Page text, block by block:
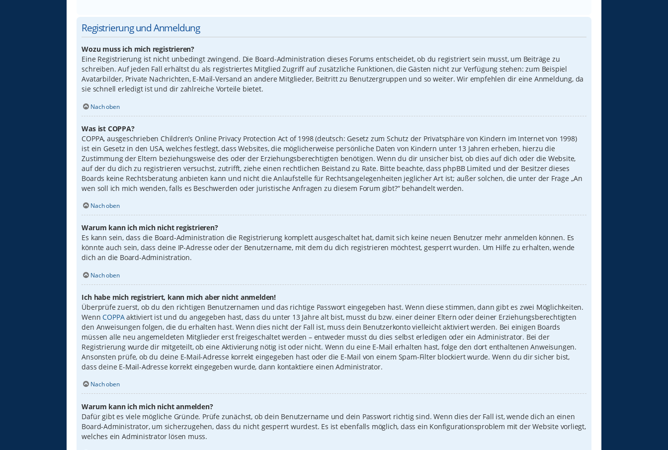
Registrierung und Anmeldung
Wozu muss ich mich registrieren?
Eine Registrierung ist nicht unbedingt zwingend. Die Board-Administration dieses Forums entscheidet, ob du registriert sein musst, um Beiträge zu
schreiben. Auf jeden Fall erhältst du als registriertes Mitglied Zugriff auf zusätzliche Funktionen, die Gästen nicht zur Verfügung stehen: zum Beispiel
Avatarbilder, Private Nachrichten, E-Mail-Versand an andere Mitglieder, Beitritt zu Benutzergruppen und so weiter. Wir empfehlen dir eine Anmeldung, da
sie schnell erledigt ist und dir zahlreiche Vorteile bietet.
Nach oben
Was ist COPPA?
COPPA, ausgeschrieben Children’s Online Privacy Protection Act of 1998 (deutsch: Gesetz zum Schutz der Privatsphäre von Kindern im Internet von 1998)
ist ein Gesetz in den USA, welches festlegt, dass Websites, die möglicherweise persönliche Daten von Kindern unter 13 Jahren erheben, hierzu die
Zustimmung der Eltern beziehungsweise des oder der Erziehungsberechtigten benötigen. Wenn du dir unsicher bist, ob dies auf dich oder die Website,
auf der du dich zu registrieren versuchst, zutrifft, ziehe einen rechtlichen Beistand zu Rate. Bitte beachte, dass phpBB Limited und der Besitzer dieses
Boards keine Rechtsberatung anbieten kann und nicht die Anlaufstelle für Rechtsangelegenheiten jeglicher Art ist; außer solchen, die unter der Frage „An
wen soll ich mich wenden, falls es Beschwerden oder juristische Anfragen zu diesem Forum gibt?“ behandelt werden.
Nach oben
Warum kann ich mich nicht registrieren?
Es kann sein, dass die Board-Administration die Registrierung komplett ausgeschaltet hat, damit sich keine neuen Benutzer mehr anmelden können. Es
könnte auch sein, dass deine IP-Adresse oder der Benutzername, mit dem du dich registrieren möchtest, gesperrt wurden. Um Hilfe zu erhalten, wende
dich an die Board-Administration.
Nach oben
Ich habe mich registriert, kann mich aber nicht anmelden!
Überprüfe zuerst, ob du den richtigen Benutzernamen und das richtige Passwort eingegeben hast. Wenn diese stimmen, dann gibt es zwei Möglichkeiten.
WennCOPPAaktiviert ist und du angegeben hast, dass du unter 13 Jahre alt bist, musst du bzw. einer deiner Eltern oder deiner Erziehungsberechtigten
den Anweisungen folgen, die du erhalten hast. Wenn dies nicht der Fall ist, muss dein Benutzerkonto vielleicht aktiviert werden. Bei einigen Boards
müssen alle neu angemeldeten Mitglieder erst freigeschaltet werden – entweder musst du dies selbst erledigen oder ein Administrator. Bei der
Registrierung wurde dir mitgeteilt, ob eine Aktivierung nötig ist oder nicht. Wenn du eine E-Mail erhalten hast, folge den dort enthaltenen Anweisungen.
Ansonsten prüfe, ob du deine E-Mail-Adresse korrekt eingegeben hast oder die E-Mail von einem Spam-Filter blockiert wurde. Wenn du dir sicher bist,
dass deine E-Mail-Adresse korrekt eingegeben wurde, dann kontaktiere einen Administrator.
Nach oben
Warum kann ich mich nicht anmelden?
Dafür gibt es viele mögliche Gründe. Prüfe zunächst, ob dein Benutzername und dein Passwort richtig sind. Wenn dies der Fall ist, wende dich an einen
Board-Administrator, um sicherzugehen, dass du nicht gesperrt wurdest. Es ist ebenfalls möglich, dass ein Konfigurationsproblem mit der Website vorliegt,
welches ein Administrator lösen muss.